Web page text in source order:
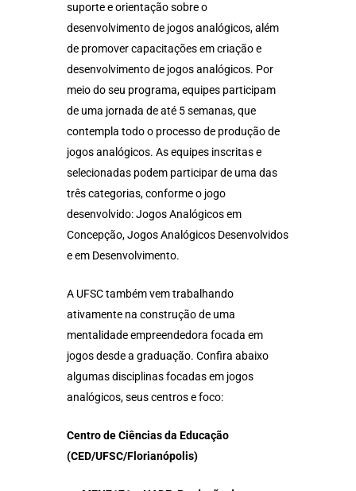
suporte e orientação sobre o
desenvolvimento de jogos analógicos, além
de promover capacitações em criação e
desenvolvimento de jogos analógicos. Por
meio do seu programa, equipes participam
de uma jornada de até 5 semanas, que
contempla todo o processo de produção de
jogos analógicos. As equipes inscritas e
selecionadas podem participar de uma das
três categorias, conforme o jogo
desenvolvido: Jogos Analógicos em
Concepção, Jogos Analógicos Desenvolvidos
e em Desenvolvimento.
A UFSC também vem trabalhando
ativamente na construção de uma
mentalidade empreendedora focada em
jogos desde a graduação. Confira abaixo
algumas disciplinas focadas em jogos
analógicos, seus centros e foco:
Centro de Ciências da Educação
(CED/UFSC/Florianópolis)